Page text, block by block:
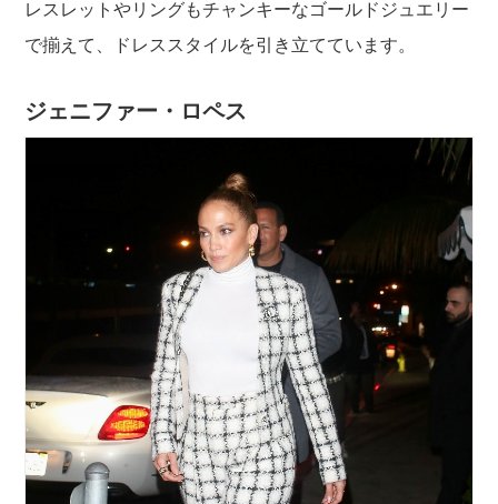
レスレットやリングもチャンキーなゴールドジュエリー
で揃えて、ドレススタイルを引き立てています。
ジェニファー・ロペス